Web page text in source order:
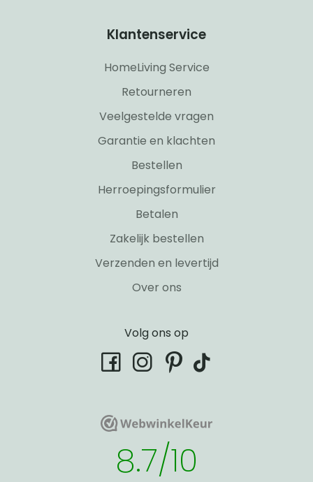
Klantenservice
HomeLiving Service
Retourneren
Veelgestelde vragen
Garantie en klachten
Bestellen
Herroepingsformulier
Betalen
Zakelijk bestellen
Verzenden en levertijd
Over ons
Volg ons op
facebookinstagram
pinterest
tiktok
WebwinkelKeurWebwinkelKeur
8.7/10